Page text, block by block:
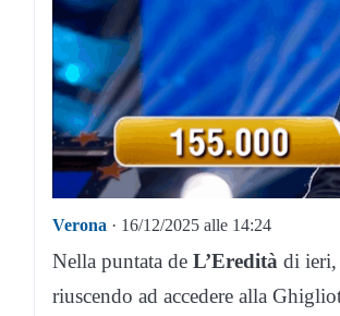
Verona · 16/12/2025 alle 14:24
Nella puntata de L’Eredità di ieri,
riuscendo ad accedere alla